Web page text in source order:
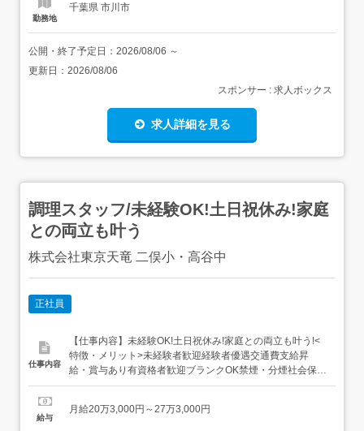
勤務地
千葉県 市川市
公開・終了予定日： 2026/08/06 ～
更新日： 2026/08/06
スポンサー : 求人ボックス
求人詳細を見る
調理スタッフ/未経験OK!土日祝休み!家庭
との両立も叶う
株式会社東京天竜 二俣小・高谷中
正社員
仕事内容
【仕事内容】未経験OK!土日祝休み!家庭との両立も叶う!<
特徴・メリット>未経験者歓迎経験者優遇交通費支給昇
給・賞与あり有資格者歓迎ブランクOK禁煙・分煙社会保険
完備資格取得支援あり健康保険厚生年金保険雇用保険労災
態>職業紹介(正社員)<給与>月給 203,000円〜273,000円
給与
月給20万3,000円～27万3,000円